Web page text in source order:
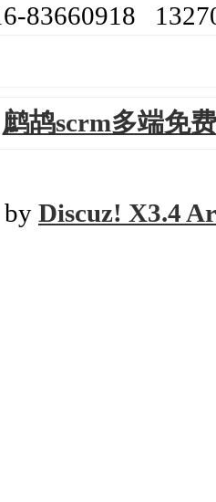
83660918
鹧鸪scrm多端免
by Discuz! X3.4